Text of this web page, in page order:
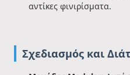
αντίκες φινιρίσματα.
Σχεδιασμός και